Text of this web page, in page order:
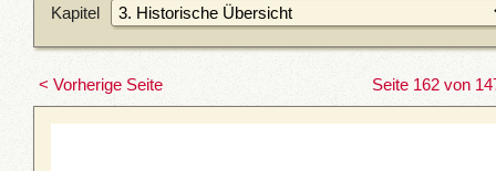
Kapitel
< Vorherige Seite Seite 162 von